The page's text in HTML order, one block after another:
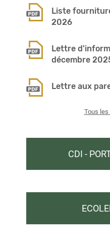
Liste
2026
Lettre
décembre
Lettre aux
Tous
CDI -